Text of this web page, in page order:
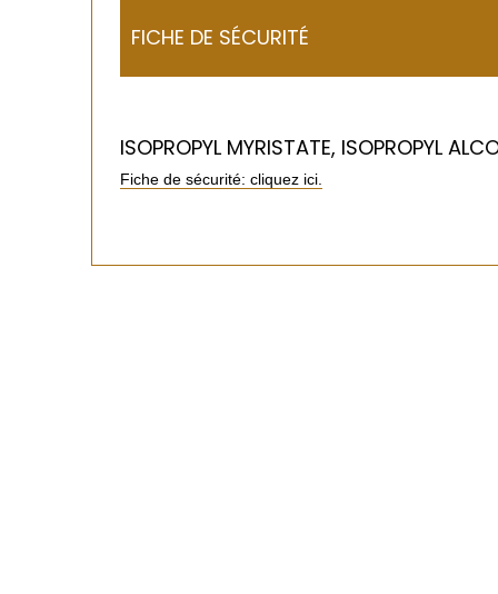
FICHE DE SÉCURITÉ
ISOPROPYL MYRISTATE, ISOPROPYL
Fiche de sécurité: cliquez ici.